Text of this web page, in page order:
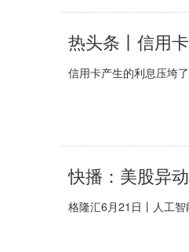
热头条丨信用
信用卡产生的利息压垮
格隆汇6月21日丨人工